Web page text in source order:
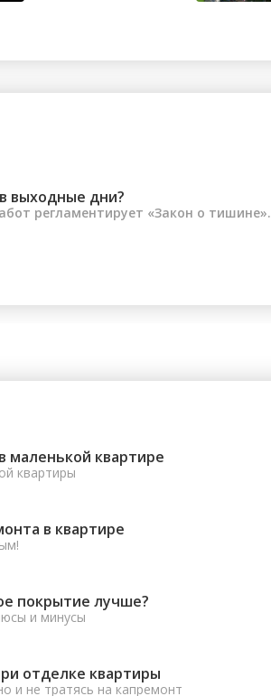
выходные дни?
регламентирует «Закон о тишине».
маленькой квартире
квартиры
в квартире
покрытие лучше?
и минусы
отделке квартиры
и не тратясь на капремонт